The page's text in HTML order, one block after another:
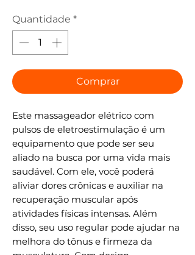
Quantidade *
Comprar
Este massageador elétrico com
pulsos de eletroestimulação é um
equipamento que pode ser seu
aliado na busca por uma vida mais
saudável. Com ele, você poderá
aliviar dores crônicas e auxiliar na
recuperação muscular após
atividades físicas intensas. Além
disso, seu uso regular pode ajudar na
melhora do tônus e firmeza da